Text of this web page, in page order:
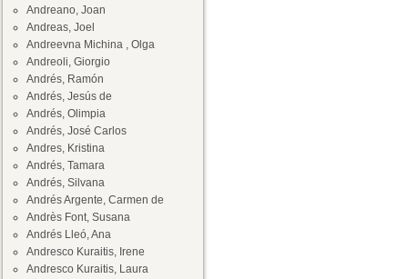
Andreano, Joan
Andreas, Joel
Andreevna Michina , Olga
Andreoli, Giorgio
Andrés, Ramón
Andrés, Jesús de
Andrés, Olimpia
Andrés, José Carlos
Andres, Kristina
Andrés, Tamara
Andrés, Silvana
Andrés Argente, Carmen de
Andrès Font, Susana
Andrés Lleó, Ana
Andresco Kuraitis, Irene
Andresco Kuraitis, Laura